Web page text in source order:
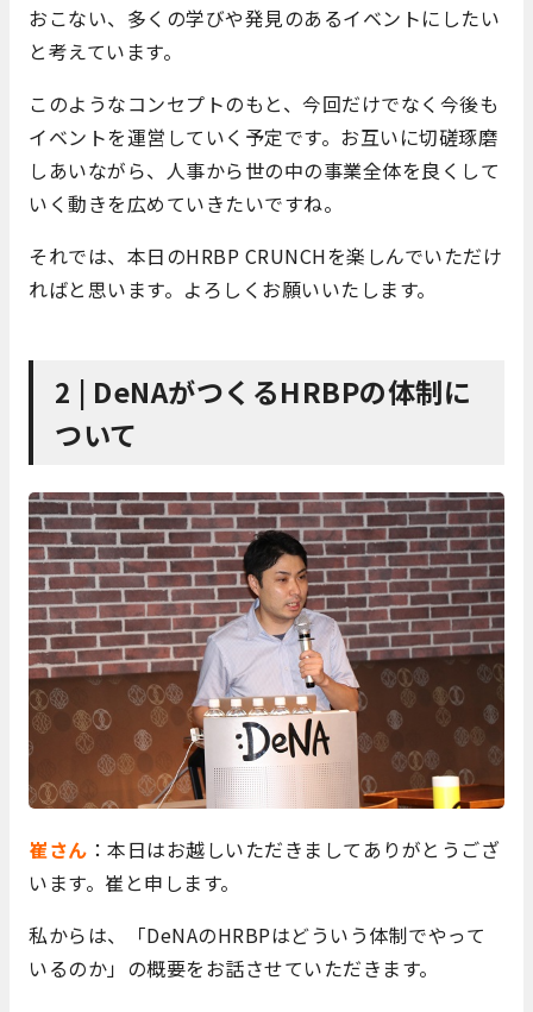
おこない、多くの学びや発見のあるイベントにしたい
と考えています。
このようなコンセプトのもと、今回だけでなく今後も
イベントを運営していく予定です。お互いに切磋琢磨
しあいながら、人事から世の中の事業全体を良くして
いく動きを広めていきたいですね。
それでは、本日のHRBP CRUNCHを楽しんでいただけ
ればと思います。よろしくお願いいたします。
2 | DeNAがつくるHRBPの体制に
ついて
崔さん ：本日はお越しいただきましてありがとうござ
います。崔と申します。
私からは、「DeNAのHRBPはどういう体制でやって
いるのか」の概要をお話させていただきます。